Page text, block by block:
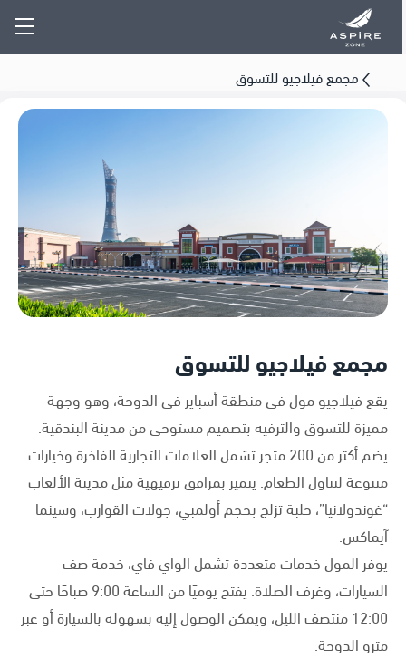
مجمع فيلاجيو للتسوق
مجمع فيلاجيو للتسوق
يقع فيلاجيو مول في منطقة أسباير في الدوحة، وهو وجهة
مميزة للتسوق والترفيه بتصميم مستوحى من مدينة البندقية.
يضم أكثر من 200 متجر تشمل العلامات التجارية الفاخرة وخيارات
متنوعة لتناول الطعام. يتميز بمرافق ترفيهية مثل مدينة الألعاب
“غوندولانيا”، حلبة تزلج بحجم أولمبي، جولات القوارب، وسينما
آيماكس.
يوفر المول خدمات متعددة تشمل الواي فاي، خدمة صف
السيارات، وغرف الصلاة. يفتح يوميًا من الساعة 9:00 صباحًا حتى
12:00 منتصف الليل، ويمكن الوصول إليه بسهولة بالسيارة أو عبر
مترو الدوحة.